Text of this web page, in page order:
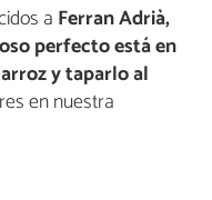
a Ferran Adrià,
perfecto está en
y taparlo al
en nuestra